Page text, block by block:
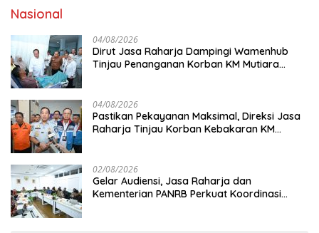
Nasional
04/08/2026
Dirut Jasa Raharja Dampingi Wamenhub
Tinjau Penanganan Korban KM Mutiara
04/08/2026
Pastikan Pekayanan Maksimal, Direksi Jasa
Raharja Tinjau Korban Kebakaran KM
02/08/2026
Gelar Audiensi, Jasa Raharja dan
Kementerian PANRB Perkuat Koordinasi